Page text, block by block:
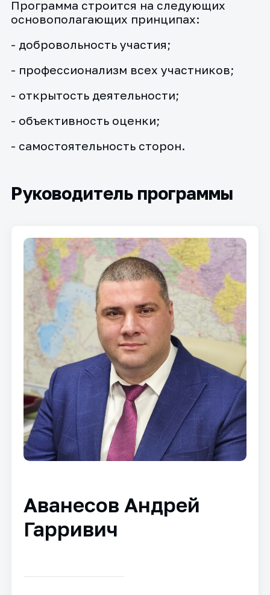
Программа строится на следующих
основополагающих принципах:
- добровольность участия;
- профессионализм всех участников;
- открытость деятельности;
- объективность оценки;
- самостоятельность сторон.
Руководитель программы
Аванесов Андрей
Гарривич